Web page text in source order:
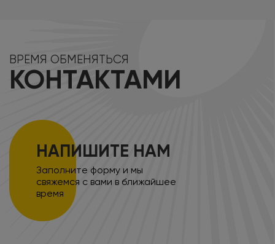
ВРЕМЯ ОБМЕНЯТЬСЯ
КОНТАКТАМИ
НАПИШИТЕ НАМ
Заполните форму и мы
свяжемся с вами в ближайшее
время